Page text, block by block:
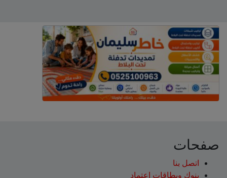
صفحات
اتصل بنا
بنوك وبطاقات اعتماد